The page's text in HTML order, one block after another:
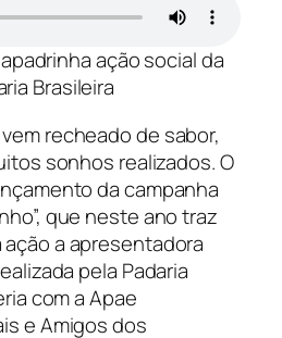
ação social da
Brasileira
recheado de sabor,
sonhos realizados. O
da campanha
que neste ano traz
a apresentadora
pela Padaria
com a Apae
e Amigos dos